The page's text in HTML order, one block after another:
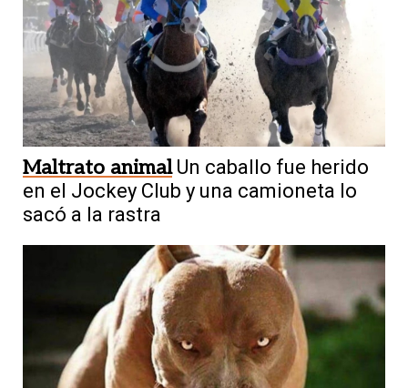
Maltrato animal Un caballo fue herido
en el Jockey Club y una camioneta lo
sacó a la rastra